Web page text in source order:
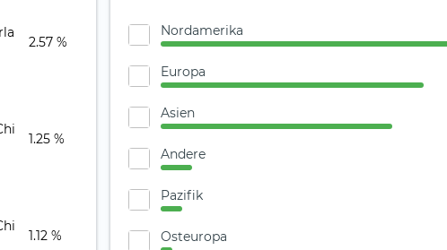
2.57 %
1.25 %
1.12 %
Nordamerika
Europa
Asien
Andere
Pazifik
Osteuropa